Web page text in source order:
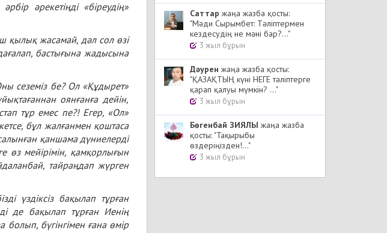
әрекетіңді «біреудің»
қылық жасамай, дәл сол өзі
бастығына жадысына
сеземіз бе? Ол «Құдырет»
оянғанға дейін,
тұр емес пе?! Егер, «Ол»
бұл жалғанмен қоштаса
қаншама дүниелерді
өз мейірімін, қамқорлығын
тайраңдап жүрген
бақылап тұрған
де бақылап тұрған Иенің
болып, бүгінгімен ғана өмір
Cаттар жаңа жазба қосты:
"Мәди Сырымбет: Тәліптермен
кездесудің не мәні бар?..."
3 жыл бұрын
Дәурен жаңа жазба қосты:
"ҚАЗАҚТЫҢ күні НЕГЕ тәліптерге
қарап қалуы мүмкін? ..."
3 жыл бұрын
Бөгенбай ЗИЯЛЫ жаңа жазба
қосты: "Тақырыбы
өздеріңізден!..."
3 жыл бұрын